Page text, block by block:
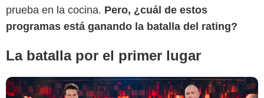
prueba en la cocina. Pero, ¿cuál de estos
programas está ganando la batalla del rating?
La batalla por el primer lugar